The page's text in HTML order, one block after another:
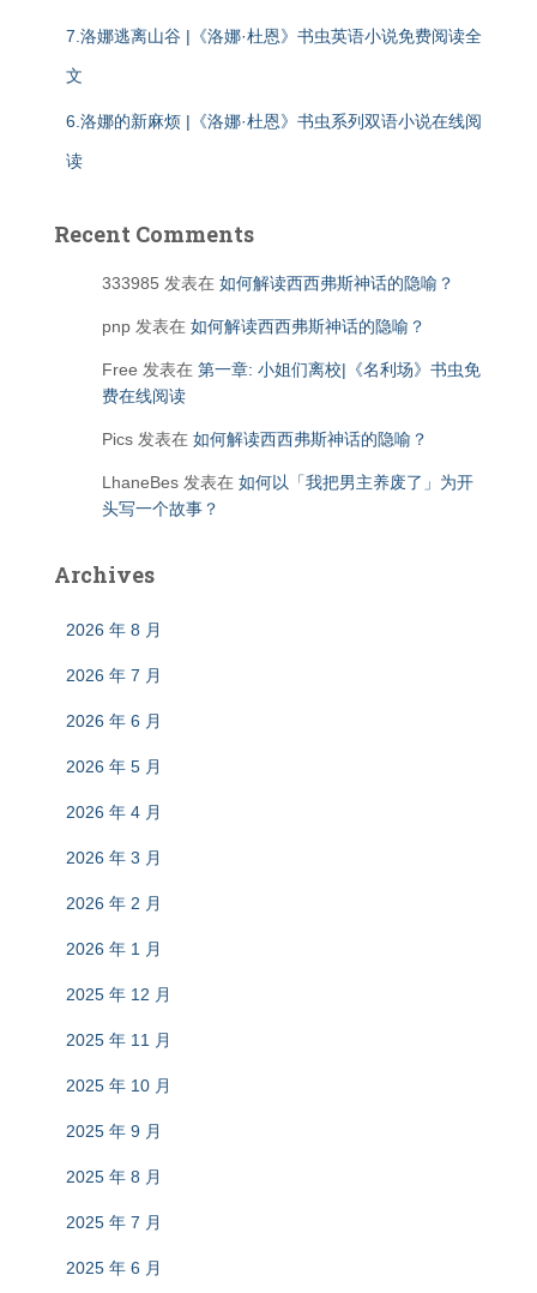
7.洛娜逃离山谷 |《洛娜·杜恩》书虫英语小说免费阅读全
文
6.洛娜的新麻烦 |《洛娜·杜恩》书虫系列双语小说在线阅
读
Recent Comments
333985 发表在 如何解读西西弗斯神话的隐喻？
pnp 发表在 如何解读西西弗斯神话的隐喻？
Free 发表在 第一章: 小姐们离校|《名利场》书虫免
费在线阅读
Pics 发表在 如何解读西西弗斯神话的隐喻？
LhaneBes 发表在 如何以「我把男主养废了」为开
头写一个故事？
Archives
2026 年 8 月
2026 年 7 月
2026 年 6 月
2026 年 5 月
2026 年 4 月
2026 年 3 月
2026 年 2 月
2026 年 1 月
2025 年 12 月
2025 年 11 月
2025 年 10 月
2025 年 9 月
2025 年 8 月
2025 年 7 月
2025 年 6 月